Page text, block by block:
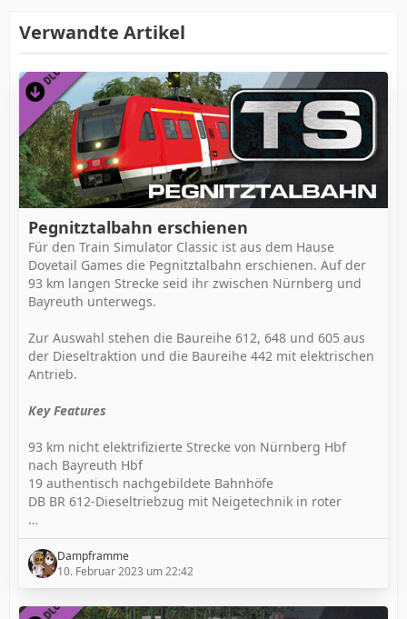
Verwandte Artikel
Pegnitztalbahn erschienen
Für den Train Simulator Classic ist aus dem Hause
Dovetail Games die Pegnitztalbahn erschienen. Auf der
93 km langen Strecke seid ihr zwischen Nürnberg und
Bayreuth unterwegs.
Zur Auswahl stehen die Baureihe 612, 648 und 605 aus
der Dieseltraktion und die Baureihe 442 mit elektrischen
Antrieb.
Key Features
93 km nicht elektrifizierte Strecke von Nürnberg Hbf
nach Bayreuth Hbf
19 authentisch nachgebildete Bahnhöfe
DB BR 612-Dieseltriebzug mit Neigetechnik in roter
…
Dampframme
10. Februar 2023 um 22:42